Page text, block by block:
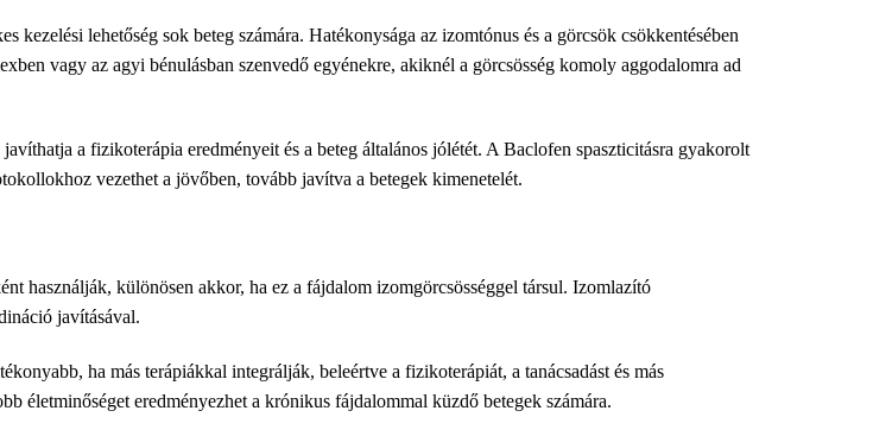
lehetőség sok beteg számára. Hatékonysága az izomtónus és a görcsök csökkentésében
vagy az agyi bénulásban szenvedő egyénekre, akiknél a görcsösség komoly aggodalomra ad
a fizikoterápia eredményeit és a beteg általános jólétét. A Baclofen spaszticitásra gyakorolt
vezethet a jövőben, tovább javítva a betegek kimenetelét.
használják, különösen akkor, ha ez a fájdalom izomgörcsösséggel társul. Izomlazító
javításával.
ha más terápiákkal integrálják, beleértve a fizikoterápiát, a tanácsadást és más
életminőséget eredményezhet a krónikus fájdalommal küzdő betegek számára.